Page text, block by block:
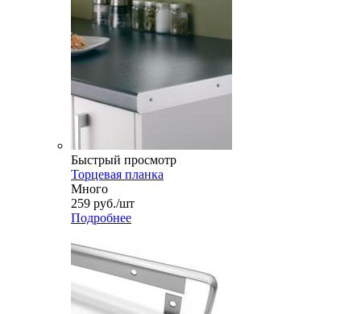
Быстрый просмотр
Торцевая планка
Много
259 руб./шт
Подробнее